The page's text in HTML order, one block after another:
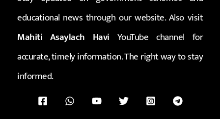
educational news through our website. Also visit
Mahiti Asaylach Havi YouTube channel for
accurate, timely information. The right way to stay
informed.